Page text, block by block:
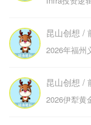
昆山创想 /
2026年福州
昆山创想 /
2026伊犁黄